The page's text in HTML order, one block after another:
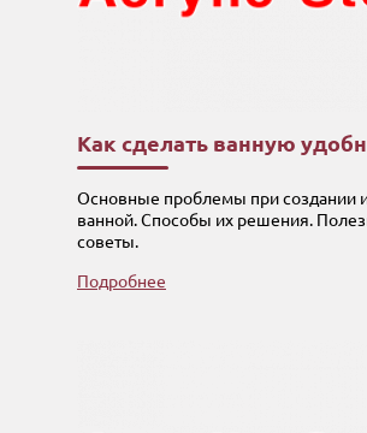
Как сделать ванную
Основные проблемы при создании
ванной. Способы их решения.
советы.
Подробнее